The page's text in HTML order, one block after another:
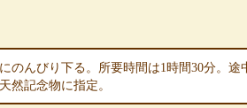
のんびり下る。所要時間は1時間30分。途
然記念物に指定。